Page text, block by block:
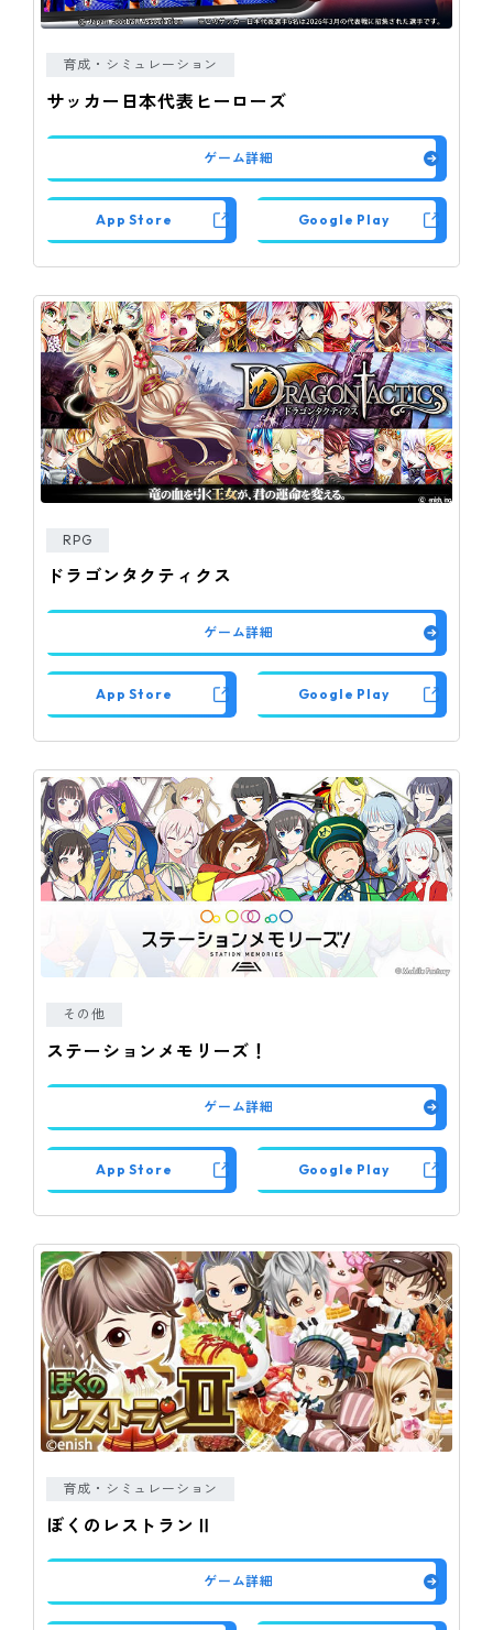
育成・シミュレーション
サッカー日本代表ヒーローズ
ゲーム詳細
App Store Google Play
RPG
ドラゴンタクティクス
ゲーム詳細
App Store Google Play
その他
ステーションメモリーズ！
ゲーム詳細
App Store Google Play
育成・シミュレーション
ぼくのレストランⅡ
ゲーム詳細